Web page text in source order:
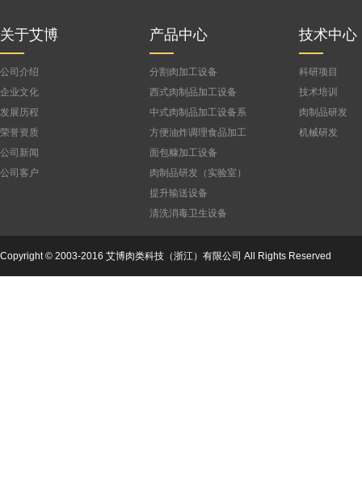
关于艾博
公司介绍
企业文化
发展历程
荣誉资质
公司新闻
公司客户
产品中心
分割肉加工设备
西式肉制品加工设备
中式肉制品加工设备系
列
方便油炸调理食品加工
设备
面包糠加工设备
肉制品研发（实验室）
设备
提升输送设备
清洗消毒卫生设备
技术中心
科研项目
技术培训
肉制品研发
机械研发
Copyright © 2003-2016 艾博肉类科技（浙江）有限公司 All Rights Reserved